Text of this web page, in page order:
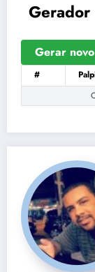
Gerador
Gerar
#